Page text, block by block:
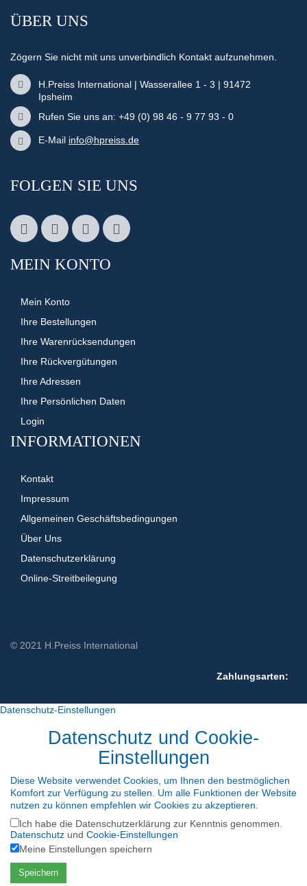
ÜBER UNS
Zögern Sie nicht mit uns unverbindlich Kontakt aufzunehmen.
H.Preiss International | Wasserallee 1 - 3 | 91472
Ipsheim
Rufen Sie uns an: +49 (0) 98 46 - 9 77 93 - 0
E-Mail info@hpreiss.de
FOLGEN SIE UNS
MEIN KONTO
Mein Konto
Ihre Bestellungen
Ihre Warenrücksendungen
Ihre Rückvergütungen
Ihre Adressen
Ihre Persönlichen Daten
Login
INFORMATIONEN
Kontakt
Impressum
Allgemeinen Geschäftsbedingungen
Über Uns
Datenschutzerklärung
Online-Streitbeilegung
© 2021 H.Preiss International
Zahlungsarten:
Datenschutz-Einstellungen
Datenschutz und Cookie-
Einstellungen
Diese Website verwendet Cookies, um Ihnen den bestmöglichen
Komfort zur Verfügung zu stellen. Um alle Funktionen der Website
nutzen zu können empfehlen wir Cookies zu akzeptieren.
Ich habe die Datenschutzerklärung zur Kenntnis genommen.
Datenschutz und Cookie-Einstellungen
Meine Einstellungen speichern
Speichern